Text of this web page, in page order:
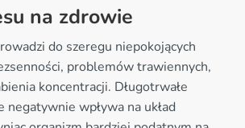
na zdrowie
do szeregu niepokojących
problemów trawiennych,
koncentracji. Długotrwałe
negatywnie wpływa na układ